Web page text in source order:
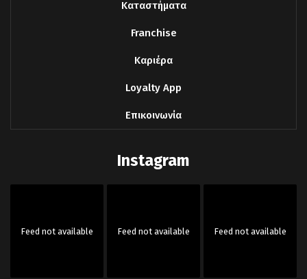
Καταστήματα
Franchise
Καριέρα
Loyalty App
Επικοινωνία
Instagram
Feed not available Feed not available Feed not available